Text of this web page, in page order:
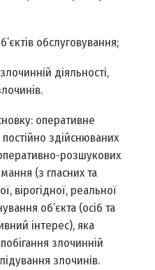
обслуговування;
діяльності,
оперативне
здійснюваних
розшукових
(з гласних та
вірогідної, реальної
об’єкта (осіб та
інтерес), яка
злочинній
злочинів.